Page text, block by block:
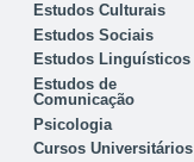
Estudos Culturais
Estudos Sociais
Estudos Linguísticos
Estudos de
Comunicação
Psicologia
Cursos Universitários